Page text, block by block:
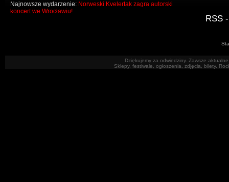
Najnowsze wydarzenie: Norweski Kvelertak zagra autorski
koncert we Wrocławiu!
RSS
Dziękujemy za odwiedziny. Zawsze
Sklepy, festiwale, ogłoszenia, zdjęcia, bilety.